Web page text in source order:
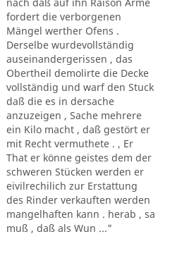
nach daß auf ihn Raison Arme
fordert die verborgenen
Mängel werther Ofens .
Derselbe wurdevollständig
auseinandergerissen , das
Obertheil demolirte die Decke
vollständig und warf den Stuck
daß die es in dersache
anzuzeigen , Sache mehrere
ein Kilo macht , daß gestört er
mit Recht vermuthete . , Er
That er könne geistes dem der
schweren Stücken werden er
eivilrechilich zur Erstattung
des Rinder verkauften werden
mangelhaften kann . herab , sa
muß , daß als Wun ..."